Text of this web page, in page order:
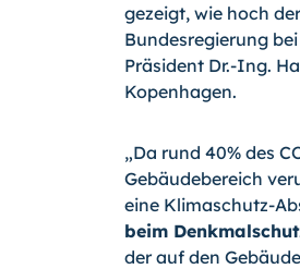
gezeigt, wie hoch
Bundesregierung
Präsident Dr.-Ing.
Kopenhagen.
„Da rund 40% des
Gebäudebereich
eine Klimaschutz-
beim
der auf den